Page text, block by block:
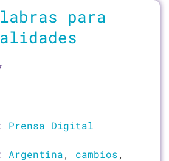
para
Prensa Digital
Argentina, cambios,
Página